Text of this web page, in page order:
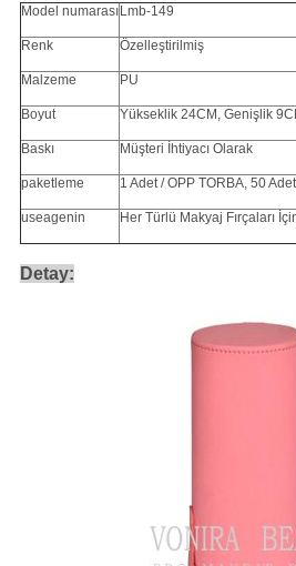
Model numarası Lmb-149
Renk Özelleştirilmiş
Malzeme PU
Boyut Yükseklik 24CM, Genişlik
Baskı Müşteri İhtiyacı Olarak
paketleme 1 Adet / OPP TORBA, 50
useagenin Her Türlü Makyaj Fırçaları
Detay: